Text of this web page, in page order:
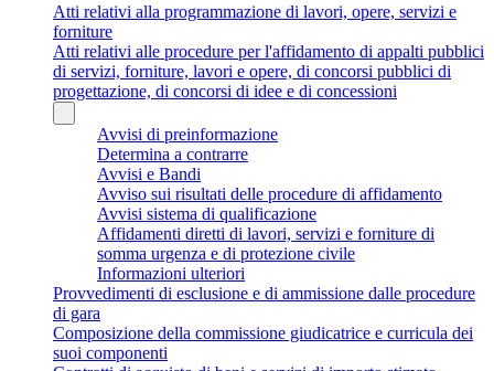
Atti relativi alla programmazione di lavori, opere, servizi e
forniture
Atti relativi alle procedure per l'affidamento di appalti pubblici
di servizi, forniture, lavori e opere, di concorsi pubblici di
progettazione, di concorsi di idee e di concessioni
Avvisi di preinformazione
Determina a contrarre
Avvisi e Bandi
Avviso sui risultati delle procedure di affidamento
Avvisi sistema di qualificazione
Affidamenti diretti di lavori, servizi e forniture di
somma urgenza e di protezione civile
Informazioni ulteriori
Provvedimenti di esclusione e di ammissione dalle procedure
di gara
Composizione della commissione giudicatrice e curricula dei
suoi componenti